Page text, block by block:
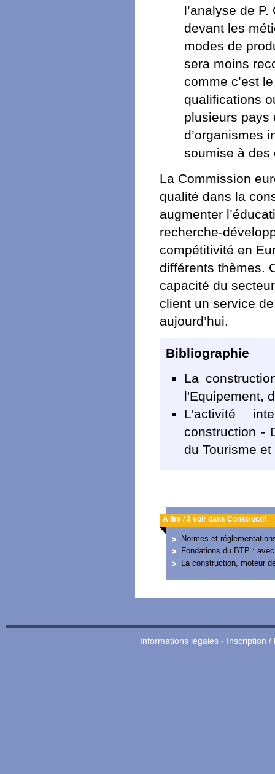
l’analyse de
devant les
modes de
sera moins
comme c’est
qualifications
plusieurs pays
d’organismes
soumise à des
La Commission
qualité dans la
augmenter
recherche-
compétitivité en
différents thèmes.
capacité du
client un service
aujourd’hui.
Bibliographie
La
l'Equipement,
L'activité
construction -
du Tourisme
A lire / à voir dans Constructif
Normes et
Fondations du BTP :
La construction, moteur
Informations légales- Inscription